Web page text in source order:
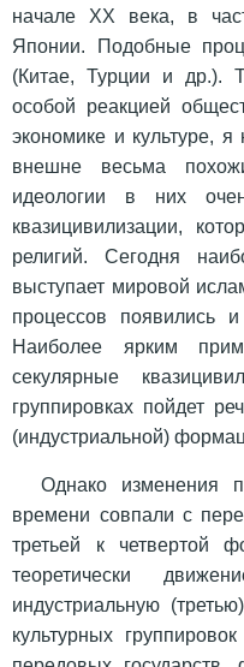
начале XX века, в
Японии. Подобные
(Китае, Турции и др.).
особой реакцией
экономике и культуре,
внешне весьма
идеологии в них
квазицивилизации,
религий. Сегодня
выступает мировой
процессов появились
Наиболее ярким
секулярные
группировках пойдет
(индустриальной)
Однако изменения
времени совпали с
третьей к четвертой
теоретически
индустриальную
культурных